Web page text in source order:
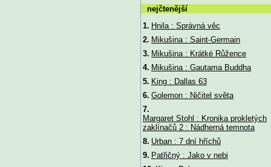
nejčtenější
1. Hnila : Správná věc
2. Mikušina : Saint-Germain
3. Mikušina : Krátké Růžence
4. Mikušina : Gautama Buddha
5. King : Dallas 63
6. Golemon : Ničitel světa
7.
Margaret Stohl : Kronika prokletých
zaklínačů 2 : Nádherná temnota
8. Urban : 7 dní hříchů
9. Patřičný : Jako v nebi